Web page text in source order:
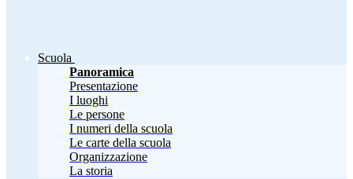
Scuola
Panoramica
Presentazione
I luoghi
Le persone
I numeri della scuola
Le carte della scuola
Organizzazione
La storia